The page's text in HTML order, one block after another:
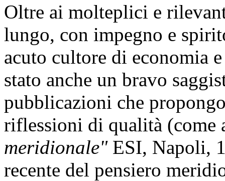
Oltre ai molteplici e
lungo, con impegno e
acuto cultore di economia
stato anche un bravo
pubblicazioni che
riflessioni di qualità (come
meridionale" ESI, Napoli,
recente del pensiero